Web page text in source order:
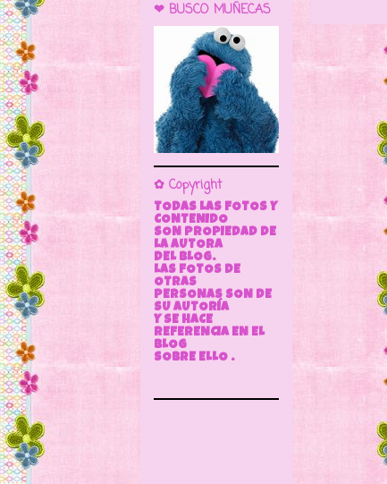
❤ BUSCO MUÑECAS
✿ Copyright
TODAS LAS FOTOS Y
CONTENIDO
SON PROPIEDAD DE
LA AUTORA
DEL BLOG.
LAS FOTOS DE
OTRAS
PERSONAS SON DE
SU AUTORÍA
Y SE HACE
REFERENCIA EN EL
BLOG
SOBRE ELLO .